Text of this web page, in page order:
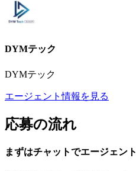
DYMテック
DYMテック
エージェント情報を見る
応募の流れ
まずはチャットでエージェント